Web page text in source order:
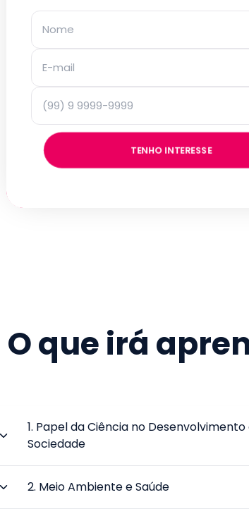
TENHO INTERESSE
O que irá
1. Papel da Ciência no Desenvolvimento
Sociedade
2. Meio Ambiente e Saúde